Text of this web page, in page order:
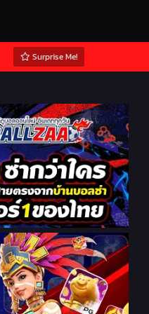
Surprise Me!